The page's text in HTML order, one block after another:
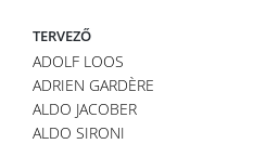
TERVEZŐ
ADOLF LOOS
ADRIEN GARDÈRE
ALDO JACOBER
ALDO SIRONI